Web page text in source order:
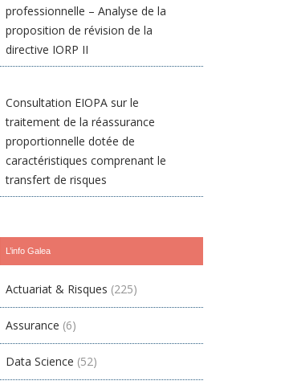
professionnelle – Analyse de la
proposition de révision de la
directive IORP II
Consultation EIOPA sur le
traitement de la réassurance
proportionnelle dotée de
caractéristiques comprenant le
transfert de risques
L’info Galea
Actuariat & Risques (225)
Assurance (6)
Data Science (52)